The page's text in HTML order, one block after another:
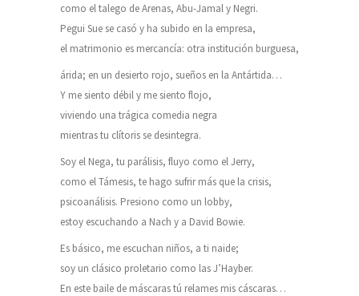
como el talego de Arenas, Abu-Jamal y Negri.
Pegui Sue se casó y ha subido en la empresa,
el matrimonio es mercancía: otra institución burguesa,
árida; en un desierto rojo, sueños en la Antártida…
Y me siento débil y me siento flojo,
viviendo una trágica comedia negra
mientras tu clítoris se desintegra.
Soy el Nega, tu parálisis, fluyo como el Jerry,
como el Támesis, te hago sufrir más que la crisis,
psicoanálisis. Presiono como un lobby,
estoy escuchando a Nach y a David Bowie.
Es básico, me escuchan niños, a ti naide;
soy un clásico proletario como las J’Hayber.
En este baile de máscaras tú relames mis cáscaras…